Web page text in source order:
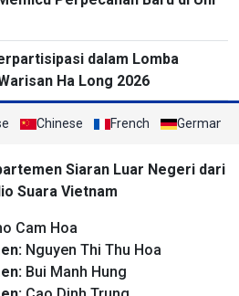
dalam Lomba
Ha Long 2026
Chinese French German
Siaran Luar Negeri dari
Suara Vietnam
Cam Hoa
Nguyen Thi Thu Hoa
Bui Manh Hung